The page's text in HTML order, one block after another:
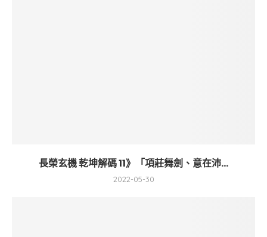
長榮玄機 乾坤解碼 11》「項莊舞劍、意在沛...
2022-05-30